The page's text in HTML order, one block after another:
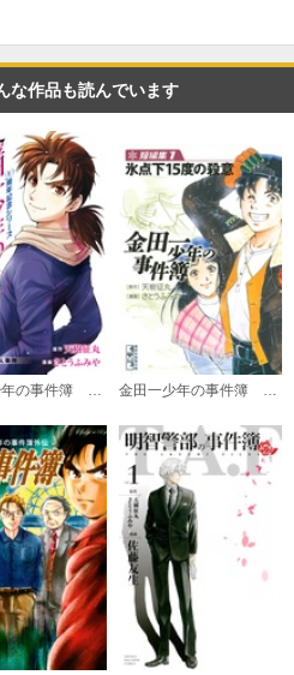
（５）
ト：600
（６）
ント： 600
購入する
（７）
ント： 600
購入する
（８）
ト：600
購入する
（９）
ト：600
な作品も読んでいます
金田一少年の事件簿 ２０周年記念シリーズ 金田一少年の事件簿 短編集